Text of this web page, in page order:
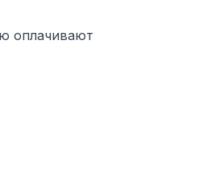
оплачивают